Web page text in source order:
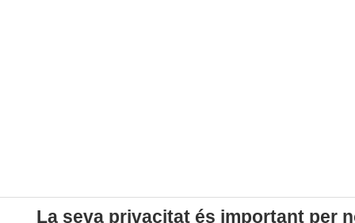
La seva privacitat és important per